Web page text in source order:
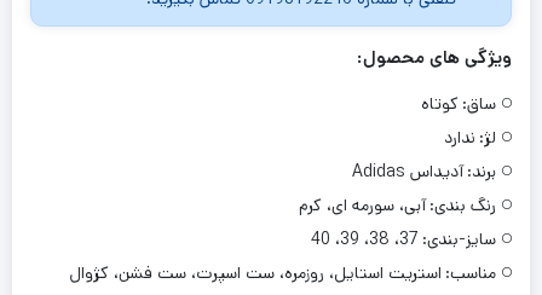
ویژگی های محصول:
ساق: کوتاه
لژ: ندارد
برند: آدیداس Adidas
رنگ بندی: آبی، سورمه ای، کرم
سایز-بندی: 37، 38، 39، 40
مناسب: استریت استایل، روزمره، ست اسپرت، ست فشن، کژوال